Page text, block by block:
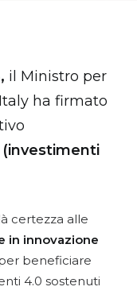
il Ministro per
ha firmato
certezza alle
in innovazione
beneficiare
4.0 sostenuti